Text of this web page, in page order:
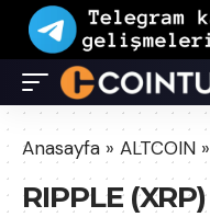
Anasayfa » ALTCOIN »
RIPPLE (XRP)